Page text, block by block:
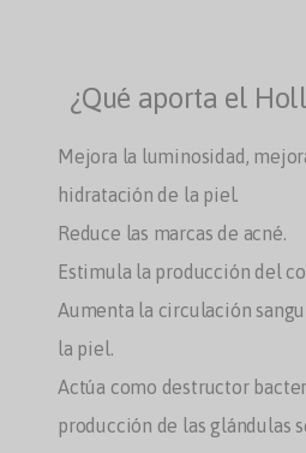
¿Qué aporta el
Mejora la luminosidad,
hidratación de la piel.
Reduce las marcas de acné.
Estimula la producción del
Aumenta la circulación
la piel.
Actúa como destructor
producción de las glándulas